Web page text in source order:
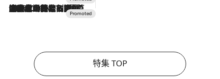
2026.7.10
NEW OPEN！【界 草津】名湯の地に誕生。趣の異なる2種の温泉と上州ならではの会席・蕎麦割烹など美食を味わう究極の癒やし旅
特集 TOP